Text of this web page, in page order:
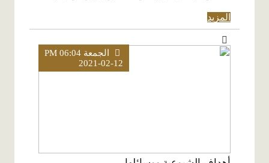
المزيد
الجمعة PM 06:04
2021-02-12